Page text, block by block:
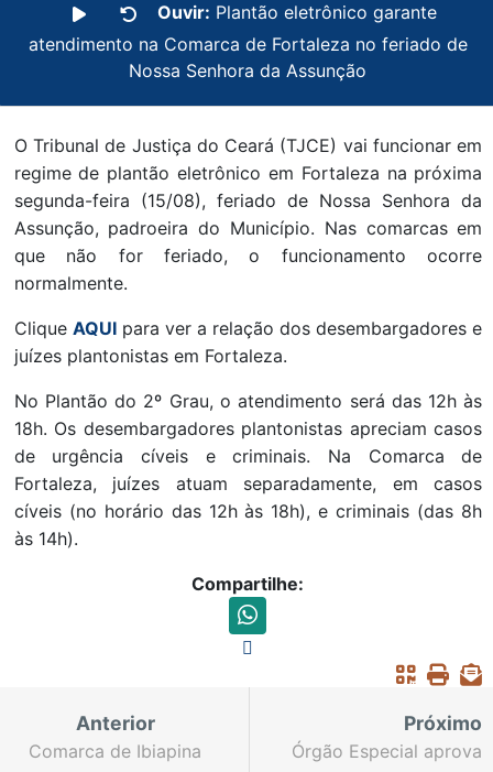
Ouvir: Plantão eletrônico garante
atendimento na Comarca de Fortaleza no feriado de
Nossa Senhora da Assunção
O Tribunal de Justiça do Ceará (TJCE) vai funcionar em
regime de plantão eletrônico em Fortaleza na próxima
segunda-feira (15/08), feriado de Nossa Senhora da
Assunção, padroeira do Município. Nas comarcas em
que não for feriado, o funcionamento ocorre
normalmente.
Clique AQUIpara ver a relação dos desembargadores e
juízes plantonistas em Fortaleza.
No Plantão do 2º Grau, o atendimento será das 12h às
18h. Os desembargadores plantonistas apreciam casos
de urgência cíveis e criminais. Na Comarca de
Fortaleza, juízes atuam separadamente, em casos
cíveis (no horário das 12h às 18h), e criminais (das 8h
às 14h).
Compartilhe:
Anterior
Comarca de Ibiapina
Próximo
Órgão Especial aprova